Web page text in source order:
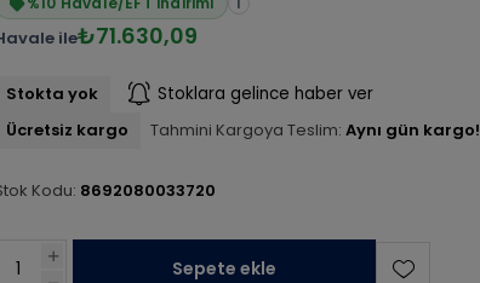
ile₺71.630,09
Stokta yok
Stoklara gelince haber ver
Ücretsiz kargo
Tahmini Kargoya Teslim: Aynı gün kargo!
Kodu: 8692080033720
Sepete ekle